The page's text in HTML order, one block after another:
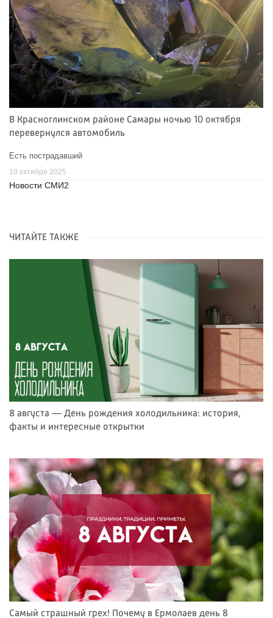
В Красноглинском районе Самары ночью 10 октября
перевернулся автомобиль
Есть пострадавший
10 октября 2025
Новости СМИ2
ЧИТАЙТЕ ТАКЖЕ
8 августа — День рождения холодильника: история,
факты и интересные открытки
Самый страшный грех! Почему в Ермолаев день 8